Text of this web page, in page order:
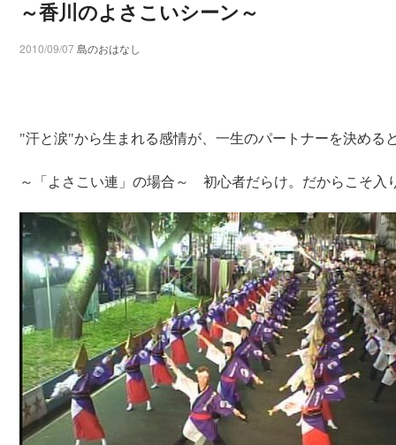
～香川のよさこいシーン～
2010/09/07島のおはなし
"汗と涙"から生まれる感情が、一生のパートナーを決める
～「よさこい連」の場合～ 初心者だらけ。だからこそ入